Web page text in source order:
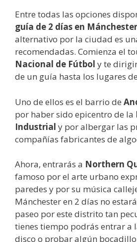
Entre todas las opciones
guía de 2 días en Mánchester
alternativo por la ciudad es
recomendadas. Comienza el
Nacional de Fútbol y te
de un guía hasta los lugares
Uno de ellos es el barrio de
por haber sido epicentro de la
Industrial y por albergar las
compañías fabricantes de
Ahora, entrarás a Northern
famoso por el arte urbano
paredes y por su música
Mánchester en 2 días no
paseo por este distrito tan
tienes tiempo podrás entrar a
disco o probar algún bocadillo